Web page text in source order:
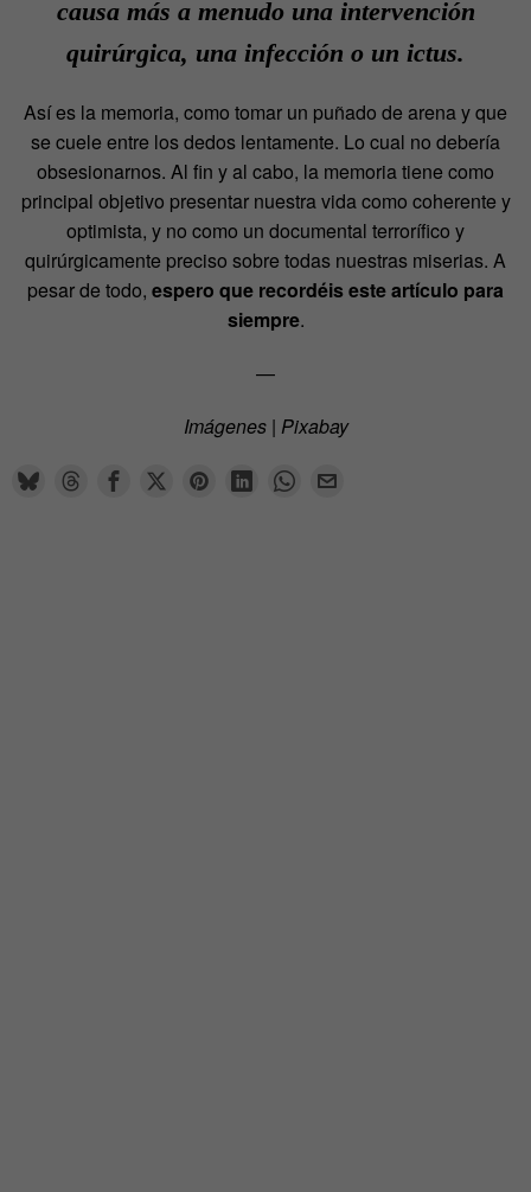
causa más a menudo una intervención
quirúrgica, una infección o un ictus.
Así es la memoria, como tomar un puñado de arena y que
se cuele entre los dedos lentamente. Lo cual no debería
obsesionarnos. Al fin y al cabo, la memoria tiene como
principal objetivo presentar nuestra vida como coherente y
optimista, y no como un documental terrorífico y
quirúrgicamente preciso sobre todas nuestras miserias. A
pesar de todo, espero que recordéis este artículo para
siempre.
—
Imágenes | Pixabay